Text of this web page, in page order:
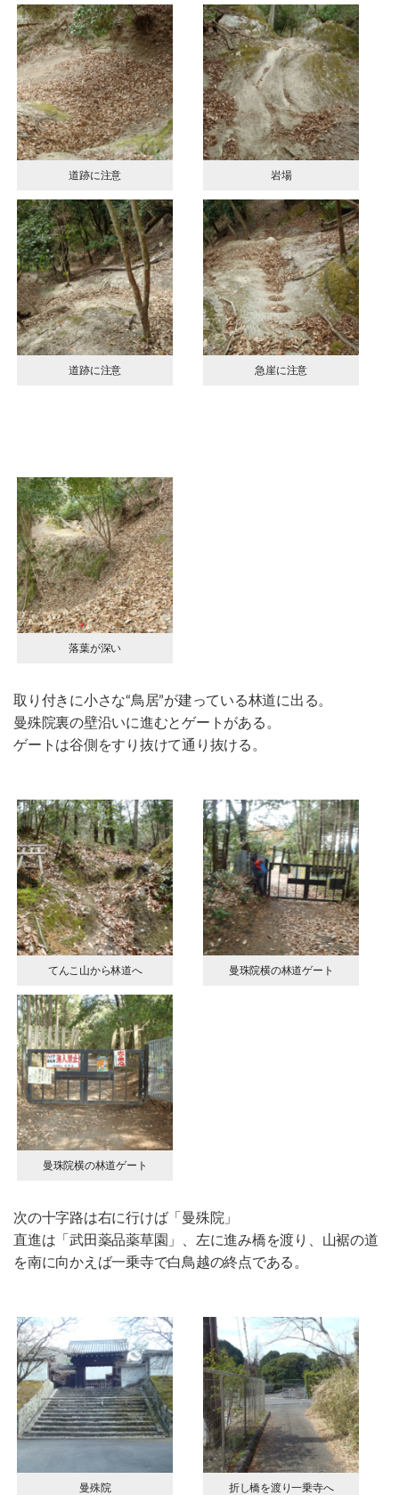
道跡に注意 岩場
道跡に注意 急崖に注意
落葉が深い
取り付きに小さな“鳥居”が建っている林道に出る。
曼殊院裏の壁沿いに進むとゲートがある。
ゲートは谷側をすり抜けて通り抜ける。
てんこ山から林道へ 曼珠院横の林道ゲート
曼珠院横の林道ゲート
次の十字路は右に行けば「曼殊院」
直進は「武田薬品薬草園」、左に進み橋を渡り、山裾の道
を南に向かえば一乗寺で白鳥越の終点である。
曼殊院 折し橋を渡り一乗寺へ